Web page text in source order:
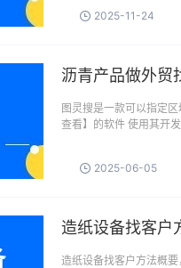
2025-11-24
沥青产品做外贸
图灵搜是一款可以指定
查看】的软件 使用其开
2025-06-05
造纸设备找客户
造纸设备找客户方法概